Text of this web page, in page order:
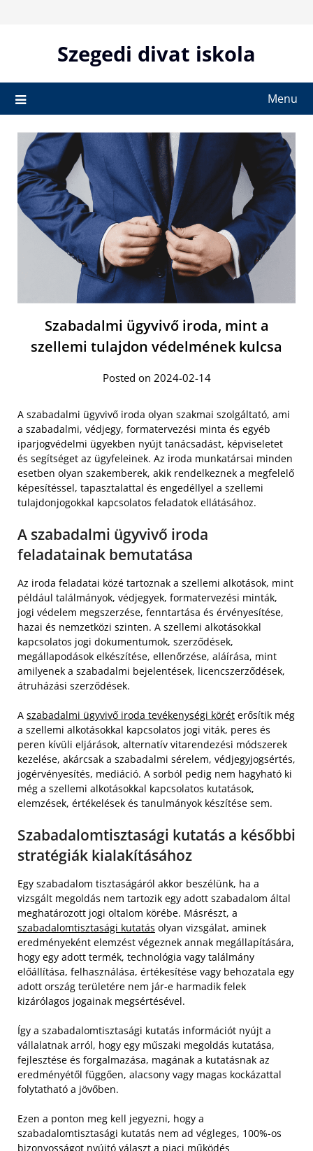
Szegedi divat iskola
Menu
Szabadalmi ügyvivő iroda, mint a
szellemi tulajdon védelmének kulcsa
Posted on 2024-02-14
A szabadalmi ügyvivő iroda olyan szakmai szolgáltató, ami
a szabadalmi, védjegy, formatervezési minta és egyéb
iparjogvédelmi ügyekben nyújt tanácsadást, képviseletet
és segítséget az ügyfeleinek. Az iroda munkatársai minden
esetben olyan szakemberek, akik rendelkeznek a megfelelő
képesítéssel, tapasztalattal és engedéllyel a szellemi
tulajdonjogokkal kapcsolatos feladatok ellátásához.
A szabadalmi ügyvivő iroda
feladatainak bemutatása
Az iroda feladatai közé tartoznak a szellemi alkotások, mint
például találmányok, védjegyek, formatervezési minták,
jogi védelem megszerzése, fenntartása és érvényesítése,
hazai és nemzetközi szinten. A szellemi alkotásokkal
kapcsolatos jogi dokumentumok, szerződések,
megállapodások elkészítése, ellenőrzése, aláírása, mint
amilyenek a szabadalmi bejelentések, licencszerződések,
átruházási szerződések.
A szabadalmi ügyvivő iroda tevékenységi körét erősítik még
a szellemi alkotásokkal kapcsolatos jogi viták, peres és
peren kívüli eljárások, alternatív vitarendezési módszerek
kezelése, akárcsak a szabadalmi sérelem, védjegyjogsértés,
jogérvényesítés, mediáció. A sorból pedig nem hagyható ki
még a szellemi alkotásokkal kapcsolatos kutatások,
elemzések, értékelések és tanulmányok készítése sem.
Szabadalomtisztasági kutatás a későbbi
stratégiák kialakításához
Egy szabadalom tisztaságáról akkor beszélünk, ha a
vizsgált megoldás nem tartozik egy adott szabadalom által
meghatározott jogi oltalom körébe. Másrészt, a
szabadalomtisztasági kutatás olyan vizsgálat, aminek
eredményeként elemzést végeznek annak megállapítására,
hogy egy adott termék, technológia vagy találmány
előállítása, felhasználása, értékesítése vagy behozatala egy
adott ország területére nem jár-e harmadik felek
kizárólagos jogainak megsértésével.
Így a szabadalomtisztasági kutatás információt nyújt a
vállalatnak arról, hogy egy műszaki megoldás kutatása,
fejlesztése és forgalmazása, magának a kutatásnak az
eredményétől függően, alacsony vagy magas kockázattal
folytatható a jövőben.
Ezen a ponton meg kell jegyezni, hogy a
szabadalomtisztasági kutatás nem ad végleges, 100%-os
bizonyosságot nyújtó választ a piaci működés